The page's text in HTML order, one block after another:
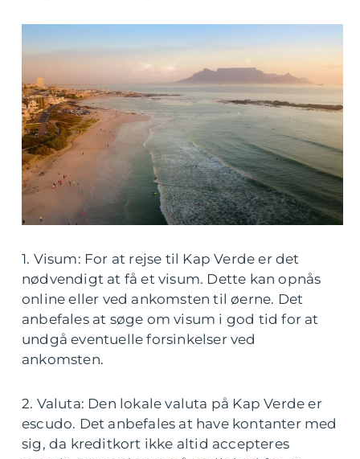
1. Visum: For at rejse til Kap Verde er det
nødvendigt at få et visum. Dette kan opnås
online eller ved ankomsten til øerne. Det
anbefales at søge om visum i god tid for at
undgå eventuelle forsinkelser ved
ankomsten.
2. Valuta: Den lokale valuta på Kap Verde er
escudo. Det anbefales at have kontanter med
sig, da kreditkort ikke altid accepteres